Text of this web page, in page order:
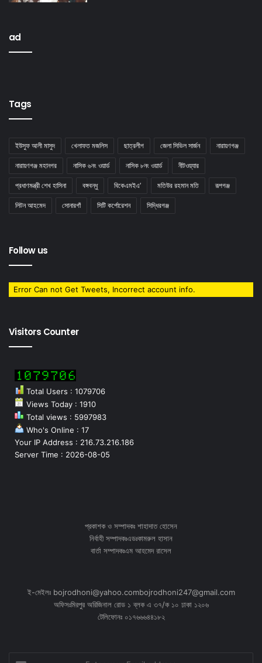
ad
Tags
ইউসুফ আলী মাসুদ খেলাফত মজলিস ছাত্রলীগ জেলা সিভিল সার্জন নারায়ণগঞ্জ
নারায়ণগঞ্জ মহানগর নাসিক ৬নং ওয়ার্ড নাসিক ৮নং ওয়ার্ড নীটওয়্যার
প্রধাণমন্ত্রী শেখ হাসিনা বঙ্গবন্ধু বিকেএমইএ’ মতিউর রহমান মতি রূপগঞ্জ
লিটন আহমেদ সােনারগাঁ সিটি কর্পোরেশন সিদ্ধিরগঞ্জ
Follow us
Error Can not Get Tweets, Incorrect account info.
Visitors Counter
Total Users : 1079706
Views Today : 1910
Total views : 5997983
Who's Online : 17
Your IP Address : 216.73.216.186
Server Time : 2026-08-05
প্রকাশক ও সম্পাদকঃ শাহাদাত হোসেন
নির্বাহী সম্পাদকঃএডঃকামরুল হাসান
বার্তা সম্পাদকঃএম আহমেদ রাসেল
ই-মেইলঃ bojrodhoni@yahoo.combojrodhoni247@gmail.com
অফিসঃমিরপুর অরিজিনাল রোড ১ ব্লক এ ৩৭/ক ১০ ঢাকা ১২০৬
টেলিফোনঃ ০১৭৬৬৬৪৪১৮২